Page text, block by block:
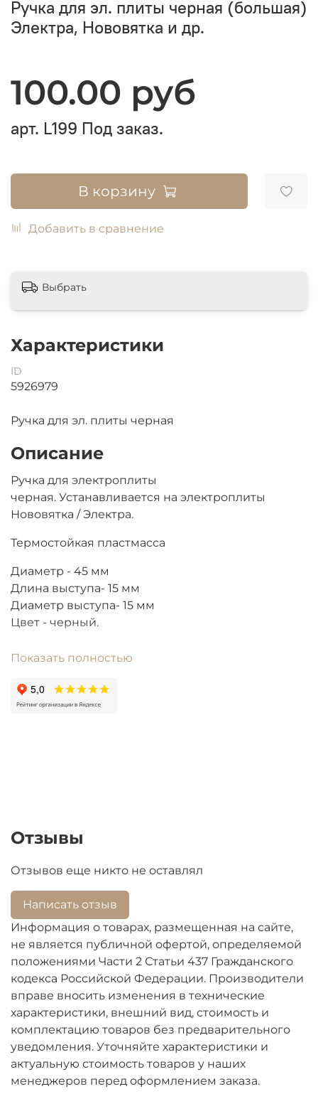
Ручка для эл. плиты черная (большая)
Электра, Нововятка и др.
100.00 руб
арт. L199 Под заказ.
В корзину
Добавить в сравнение
Характеристики
ID
5926979
Ручка для эл. плиты черная
Описание
Ручка для электроплиты
черная. Устанавливается на электроплиты
Нововятка / Электра.
Термостойкая пластмасса
Диаметр - 45 мм
Длина выступа- 15 мм
Диаметр выступа- 15 мм
Цвет - черный.
universal
Ручки и другой пластик для импортной техники
Показать полностью
Выбрать
Отзывы
Отзывов еще никто не оставлял
Написать отзыв
Информация о товарах, размещенная на сайте,
не является публичной офертой, определяемой
положениями Части 2 Статьи 437 Гражданского
кодекса Российской Федерации. Производители
вправе вносить изменения в технические
характеристики, внешний вид, стоимость и
комплектацию товаров без предварительного
уведомления. Уточняйте характеристики и
актуальную стоимость товаров у наших
менеджеров перед оформлением заказа.